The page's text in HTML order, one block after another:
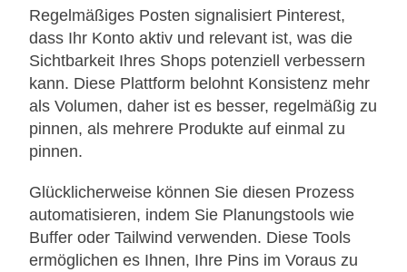
Regelmäßiges Posten signalisiert Pinterest,
dass Ihr Konto aktiv und relevant ist, was die
Sichtbarkeit Ihres Shops potenziell verbessern
kann. Diese Plattform belohnt Konsistenz mehr
als Volumen, daher ist es besser, regelmäßig zu
pinnen, als mehrere Produkte auf einmal zu
pinnen.
Glücklicherweise können Sie diesen Prozess
automatisieren, indem Sie Planungstools wie
Buffer oder Tailwind verwenden. Diese Tools
ermöglichen es Ihnen, Ihre Pins im Voraus zu